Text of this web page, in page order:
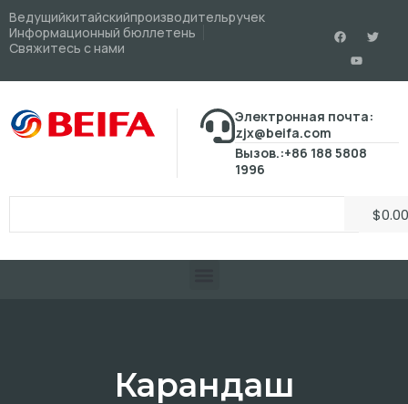
Ведущийкитайскийпроизводительручек
Информационный бюллетень
Свяжитесь с нами
Электронная почта:
zjx@beifa.com
Вызов.:+86 188 5808
1996
$0.00
Карандаш